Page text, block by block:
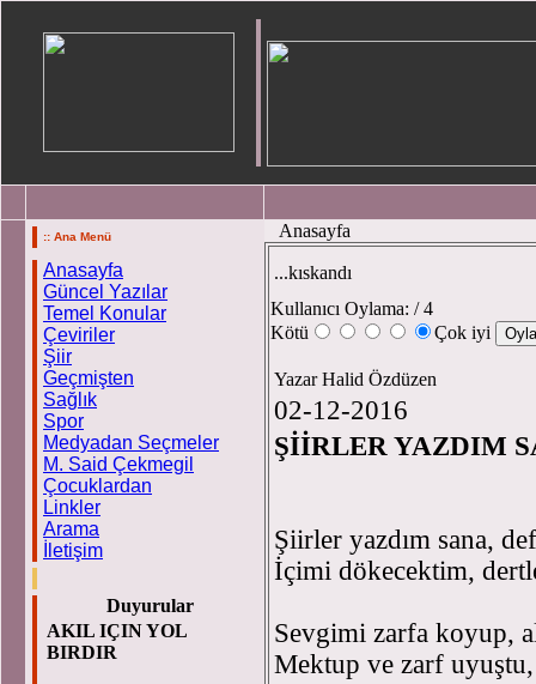
:: Ana Menü
Anasayfa
Güncel Yazılar
Temel Konular
Çeviriler
Şiir
Geçmişten
Sağlık
Spor
Medyadan Seçmeler
M. Said Çekmegil
Çocuklardan
Linkler
Arama
İletişim
Duyurular
AKIL IÇIN YOL
BIRDIR
Anasayfa
...kıskandı
Kullanıcı Oylama: / 4
Kötü
Çok iyi
Yazar Halid Özdüzen
02-12-2016
ŞİİRLER YAZDIM
Şiirler yazdım sana,
İçimi dökecektim,
Sevgimi zarfa koyup,
Mektup ve zarf uyuştu,